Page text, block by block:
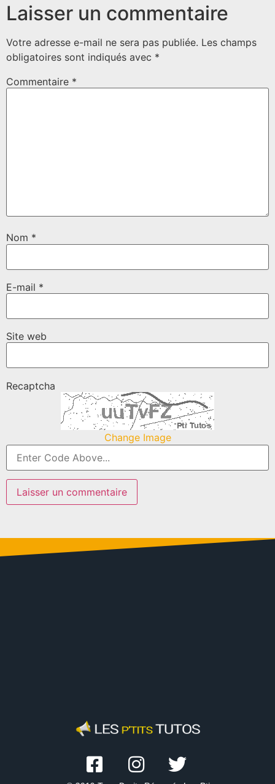
Laisser un commentaire
Votre adresse e-mail ne sera pas publiée. Les champs
obligatoires sont indiqués avec *
Commentaire *
Nom *
E-mail *
Site web
Recaptcha
Change Image